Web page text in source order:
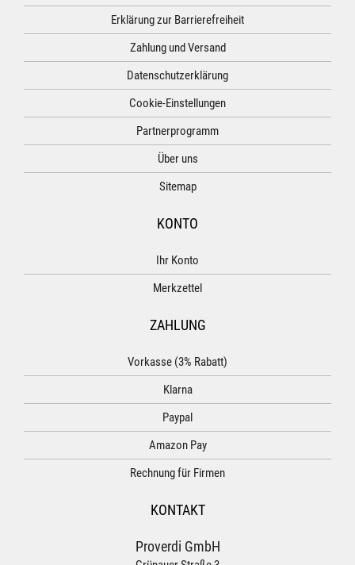
Erklärung zur Barrierefreiheit
Zahlung und Versand
Datenschutzerklärung
Cookie-Einstellungen
Partnerprogramm
Über uns
Sitemap
KONTO
Ihr Konto
Merkzettel
ZAHLUNG
Vorkasse (3% Rabatt)
Klarna
Paypal
Amazon Pay
Rechnung für Firmen
KONTAKT
Proverdi GmbH